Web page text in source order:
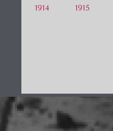
1915
1914